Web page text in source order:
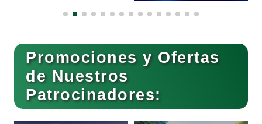
Buceo
Cafeterías
Promociones y Ofertas
de Nuestros
Patrocinadores: